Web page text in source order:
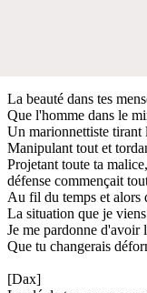
La beauté dans tes
Que l'homme dans le
Un marionnettiste tirant
Manipulant tout et
Projetant toute ta
défense commençait
Au fil du temps et alors
La situation que je
Je me pardonne d'avoir
Que tu changerais
[Dax]